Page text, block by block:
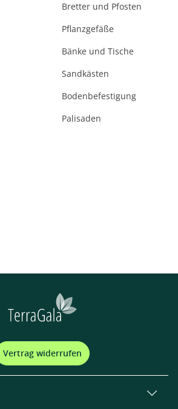
Bretter und Pfosten
Pflanzgefäße
Bänke und Tische
Sandkästen
Bodenbefestigung
Palisaden
Vertrag widerrufen